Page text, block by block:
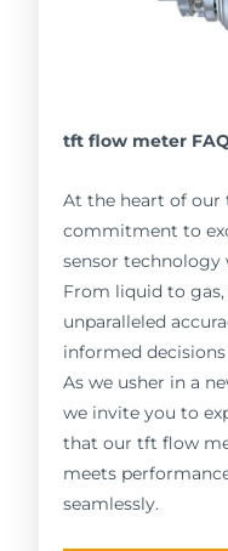
tft flow meter
At the heart of our
commitment to
sensor technology
From liquid to
unparalleled
informed
As we usher in a
we invite you to
that our tft flow
meets
seamlessly.